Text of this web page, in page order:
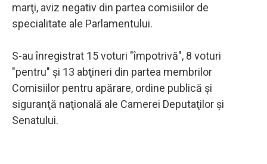
marţi, aviz negativ din partea comisiilor de
specialitate ale Parlamentului.
S-au înregistrat 15 voturi "împotrivă", 8 voturi
"pentru" şi 13 abţineri din partea membrilor
Comisiilor pentru apărare, ordine publică şi
siguranţă naţională ale Camerei Deputaţilor şi
Senatului.